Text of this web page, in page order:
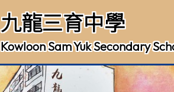
九龍三育中學
Kowloon Sam Yuk Secondary